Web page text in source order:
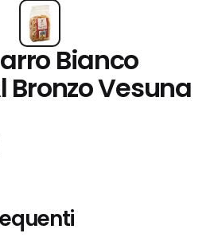
Bianco
Bronzo Vesuna